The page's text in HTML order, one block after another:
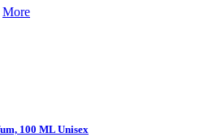
More
100 ML Unisex